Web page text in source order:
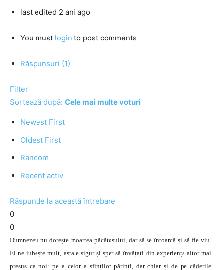
last edited 2 ani ago
You must login to post comments
Răspunsuri (1)
Filter
Sortează după: Cele mai multe voturi
Newest First
Oldest First
Random
Recent activ
Răspunde la această întrebare
0
0
Dumnezeu nu dorește moartea păcătosului, dar să se întoarcă și să fie viu.
El ne iubește mult, asta e sigur și sper să învățați din experiența altor mai
presus ca noi: pe a celor a sfinților părinți, dar chiar și de pe căderile